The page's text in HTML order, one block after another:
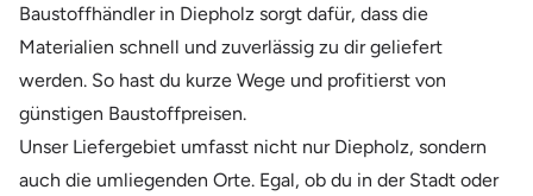
Baustoffhändler in Diepholz sorgt dafür, dass die
Materialien schnell und zuverlässig zu dir geliefert
werden. So hast du kurze Wege und profitierst von
günstigen Baustoffpreisen.
Unser Liefergebiet umfasst nicht nur Diepholz, sondern
auch die umliegenden Orte. Egal, ob du in der Stadt oder